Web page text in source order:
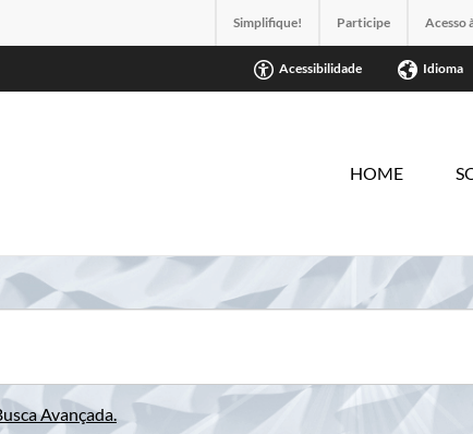
Simplifique! Participe Acesso
Acessibilidade Idioma
HOME
Avançada.